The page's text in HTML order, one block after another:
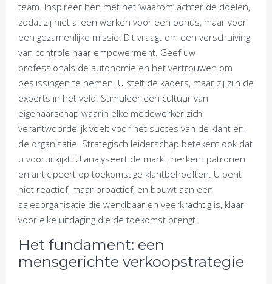
team. Inspireer hen met het ‘waarom’ achter de doelen,
zodat zij niet alleen werken voor een bonus, maar voor
een gezamenlijke missie. Dit vraagt om een verschuiving
van controle naar empowerment. Geef uw
professionals de autonomie en het vertrouwen om
beslissingen te nemen. U stelt de kaders, maar zij zijn de
experts in het veld. Stimuleer een cultuur van
eigenaarschap waarin elke medewerker zich
verantwoordelijk voelt voor het succes van de klant en
de organisatie. Strategisch leiderschap betekent ook dat
u vooruitkijkt. U analyseert de markt, herkent patronen
en anticipeert op toekomstige klantbehoeften. U bent
niet reactief, maar proactief, en bouwt aan een
salesorganisatie die wendbaar en veerkrachtig is, klaar
voor elke uitdaging die de toekomst brengt.
Het fundament: een
mensgerichte verkoopstrategie